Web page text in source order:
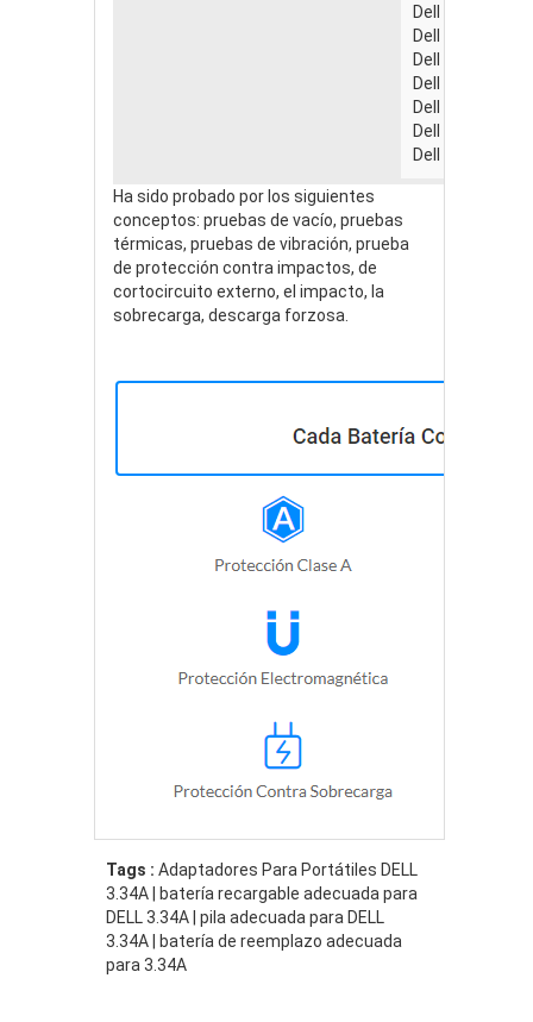
Dell Vostro
Dell Vostro
Dell Vostro
Dell Vostro
Dell XPS 15
Dell XPS M1330
Dell XPS M1530
Ha sido probado por los siguientes
conceptos: pruebas de vacío, pruebas
térmicas, pruebas de vibración, prueba
de protección contra impactos, de
cortocircuito externo, el impacto, la
sobrecarga, descarga forzosa.
Tags : Adaptadores Para Portátiles DELL
3.34A | batería recargable adecuada para
DELL 3.34A | pila adecuada para DELL
3.34A | batería de reemplazo adecuada
para 3.34A